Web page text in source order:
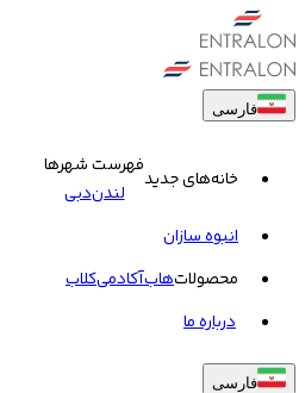
فارسی
خانه‌های جدید
فهرست شهرها
لندندبی
انبوه سازان
محصولاتهابآکادمیکلاب
درباره ما
فارسی